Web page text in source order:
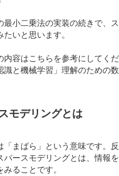
最小二乗法の実装の続きで、
いと思います。
内容はこちらを参考にしてくだ
識と機械学習」理解のための
モデリングとは
「まばら」という意味です。
パースモデリングとは、情報
ることです。